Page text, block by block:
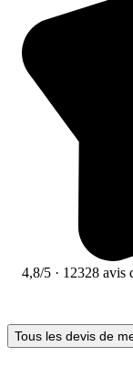
4,8/5 · 12328 avis
Tous les devis de